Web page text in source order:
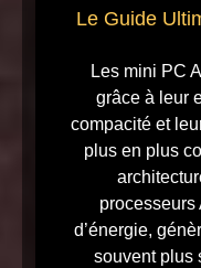
Le Guide
Les mini PC
grâce à leur
compacité et
plus en plus
processeurs
d’énergie,
souvent plus